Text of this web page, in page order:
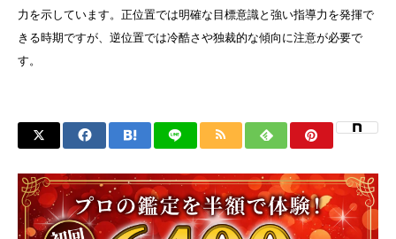
力を示しています。正位置では明確な目標意識と強い指導力を発揮で
きる時期ですが、逆位置では冷酷さや独裁的な傾向に注意が必要で
す。